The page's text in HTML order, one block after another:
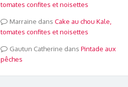
tomates confites et noisettes
Marraine dans Cake au chou Kale,
tomates confites et noisettes
Gautun Catherine dans Pintade aux
pêches